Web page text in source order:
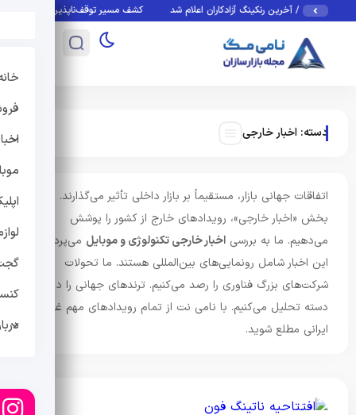
جهان / آخرین رنکینگ آزادکاران اعلام شد کشف مسیر توقف‌ناپذیری سلول‌های
دسته: اخبار خارجی
اتفاقات جهانی بازار، مستقیماً بر بازار داخلی تأثیر می‌گذارند. در
بخش «اخبار خارجی»، رویدادهای خارج از کشور را پوشش
می‌دهیم. ما به بررسی اخبار خارجی تکنولوژی و موبایل می‌پردازیم.
این اخبار شامل رونمایی‌های بین‌المللی هستند. ما تحولات
شرکت‌های بزرگ فناوری را رصد می‌کنیم. ترندهای جهانی را در این
دسته تحلیل می‌کنیم. با نامی نت از تمام رویدادهای مهم غیر
ایرانی مطلع شوید.